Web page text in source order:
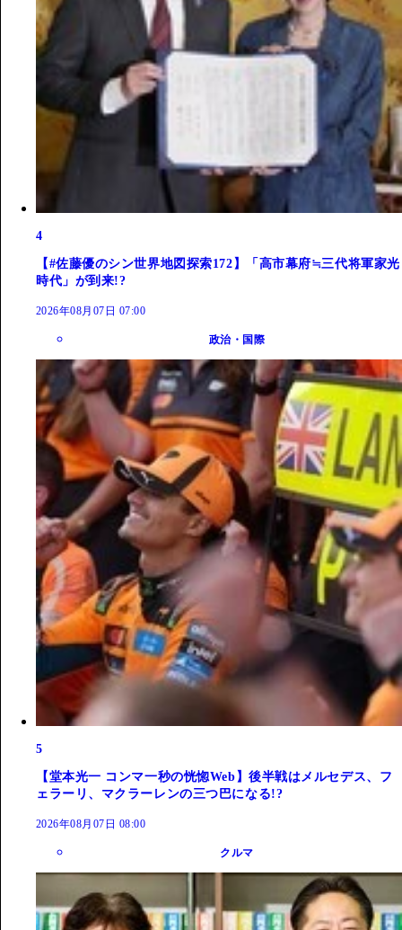
4
【#佐藤優のシン世界地図探索172】「高市幕府≒三代将軍家光
時代」が到来!?
2026年08月07日 07:00
政治・国際
5
【堂本光一 コンマ一秒の恍惚Web】後半戦はメルセデス、フ
ェラーリ、マクラーレンの三つ巴になる!?
2026年08月07日 08:00
クルマ